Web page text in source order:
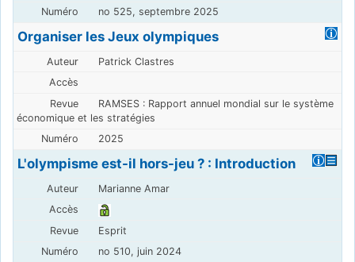
no 525, septembre 2025
Organiser les Jeux olympiques
Patrick Clastres
RAMSES : Rapport annuel mondial sur le système
économique et les stratégies
2025
L'olympisme est-il hors-jeu ? : Introduction
Marianne Amar
Esprit
no 510, juin 2024